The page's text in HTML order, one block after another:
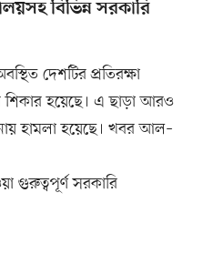
বিভিন্ন সরকারি
দেশটির প্রতিরক্ষা
শিকার হয়েছে। এ ছাড়া আরও
হামলা হয়েছে। খবর আল–
গুরুত্বপূর্ণ সরকারি